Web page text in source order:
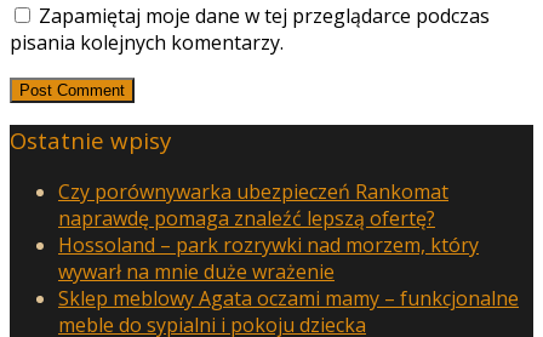
Zapamiętaj moje dane w tej przeglądarce podczas
pisania kolejnych komentarzy.
Ostatnie wpisy
Czy porównywarka ubezpieczeń Rankomat
naprawdę pomaga znaleźć lepszą ofertę?
Hossoland – park rozrywki nad morzem, który
wywarł na mnie duże wrażenie
Sklep meblowy Agata oczami mamy – funkcjonalne
meble do sypialni i pokoju dziecka